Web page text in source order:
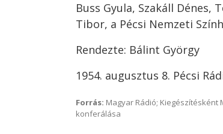
Buss Gyula, Szakáll Dénes,
Tibor, a Pécsi Nemzeti
Rendezte: Bálint György
1954. augusztus 8. Pécsi
Forrás: Magyar Rádió;
konferálása